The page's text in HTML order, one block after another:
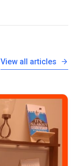
View all articles